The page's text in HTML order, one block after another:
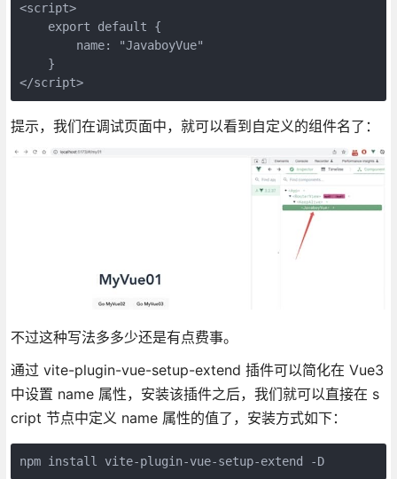
<script>
    export default {
        name: "JavaboyVue"
    }
</script>
提示，我们在调试页面中，就可以看到自定义的组件名了：
不过这种写法多多少还是有点费事。
通过 vite-plugin-vue-setup-extend 插件可以简化在 Vue3
中设置 name 属性，安装该插件之后，我们就可以直接在 s
cript 节点中定义 name 属性的值了，安装方式如下：
npm install vite-plugin-vue-setup-extend -D